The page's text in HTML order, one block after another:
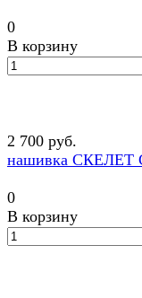
0
В корзину
2 700 руб.
нашивка
0
В корзину